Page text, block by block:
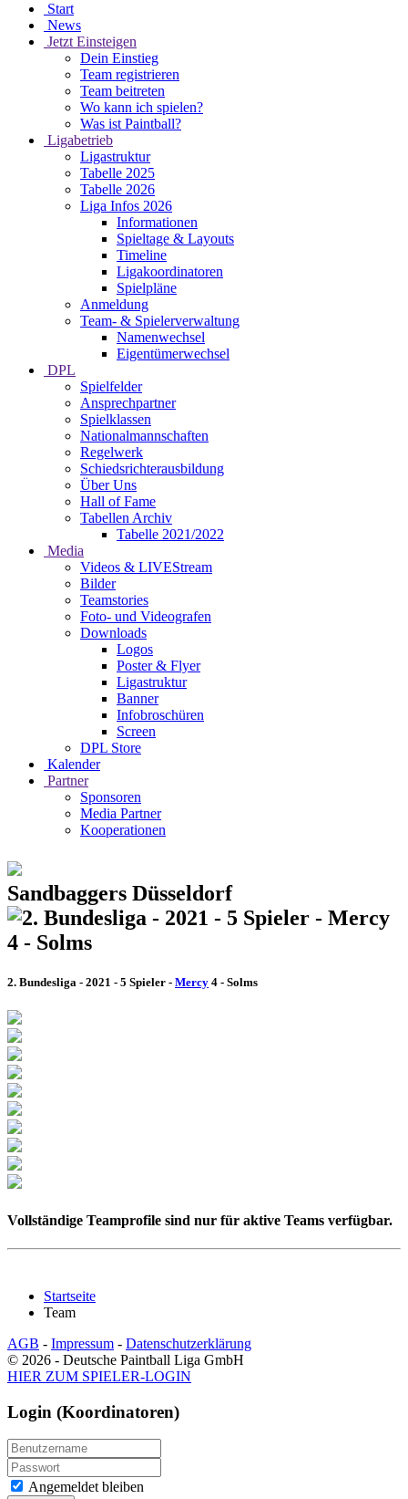
Start
News
Jetzt Einsteigen
Dein Einstieg
Team registrieren
Team beitreten
Wo kann ich spielen?
Was ist Paintball?
Ligabetrieb
Ligastruktur
Tabelle 2025
Tabelle 2026
Liga Infos 2026
Informationen
Spieltage & Layouts
Timeline
Ligakoordinatoren
Spielpläne
Anmeldung
Team- & Spielerverwaltung
Namenwechsel
Eigentümerwechsel
DPL
Spielfelder
Ansprechpartner
Spielklassen
Nationalmannschaften
Regelwerk
Schiedsrichterausbildung
Über Uns
Hall of Fame
Tabellen Archiv
Tabelle 2021/2022
Media
Videos & LIVEStream
Bilder
Teamstories
Foto- und Videografen
Downloads
Logos
Poster & Flyer
Ligastruktur
Banner
Infobroschüren
Screen
DPL Store
Kalender
Partner
Sponsoren
Media Partner
Kooperationen
Sandbaggers Düsseldorf
2. Bundesliga - 2021 - 5 Spieler - Mercy 4 - Solms
Vollständige Teamprofile sind nur für aktive Teams verfügbar.
Startseite
Team
AGB - Impressum - Datenschutzerklärung
© 2026 - Deutsche Paintball Liga GmbH
HIER ZUM SPIELER-LOGIN
Login (Koordinatoren)
Angemeldet bleiben